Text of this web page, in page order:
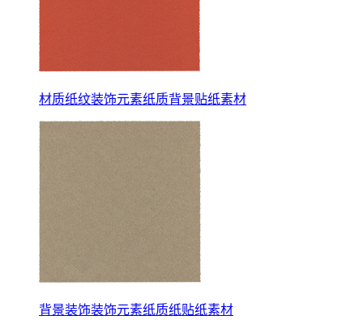
材质纸纹装饰元素纸质背景贴纸素材
背景装饰装饰元素纸质纸贴纸素材